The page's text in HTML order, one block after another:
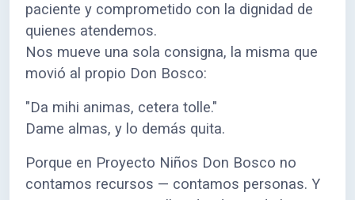
paciente y comprometido con la dignidad de
quienes atendemos.
Nos mueve una sola consigna, la misma que
movió al propio Don Bosco:
"Da mihi animas, cetera tolle."
Dame almas, y lo demás quita.
Porque en Proyecto Niños Don Bosco no
contamos recursos — contamos personas. Y